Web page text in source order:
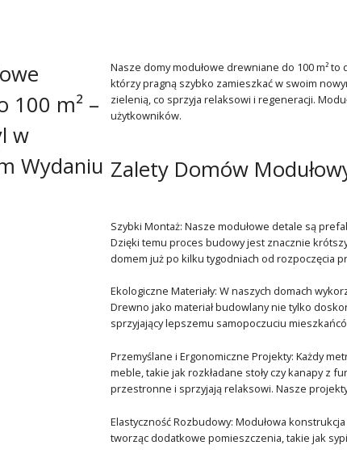
100 m² –
w
Wydaniu
Nasze domy modułowe drewniane do 100 m² to
którzy pragną szybko zamieszkać w swoim
zielenią, co sprzyja relaksowi i regeneracji.
użytkowników.
Zalety Domów
Szybki Montaż: Nasze modułowe detale są
Dzięki temu proces budowy jest znacznie
domem już po kilku tygodniach od rozpoczęcia
Ekologiczne Materiały: W naszych domach
Drewno jako materiał budowlany nie tylko
sprzyjający lepszemu samopoczuciu
Przemyślane i Ergonomiczne Projekty: Każdy
meble, takie jak rozkładane stoły czy kanapy z
przestronne i sprzyjają relaksowi. Nasze
Elastyczność Rozbudowy: Modułowa
tworząc dodatkowe pomieszczenia, takie jak